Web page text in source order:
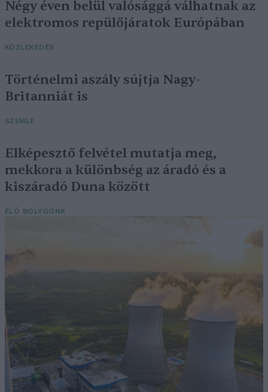
Négy éven belül valósággá válhatnak az
elektromos repülőjáratok Európában
KÖZLEKEDÉS
Történelmi aszály sújtja Nagy-
Britanniát is
SZEMLE
Elképesztő felvétel mutatja meg,
mekkora a különbség az áradó és a
kiszáradó Duna között
ÉLŐ BOLYGÓNK